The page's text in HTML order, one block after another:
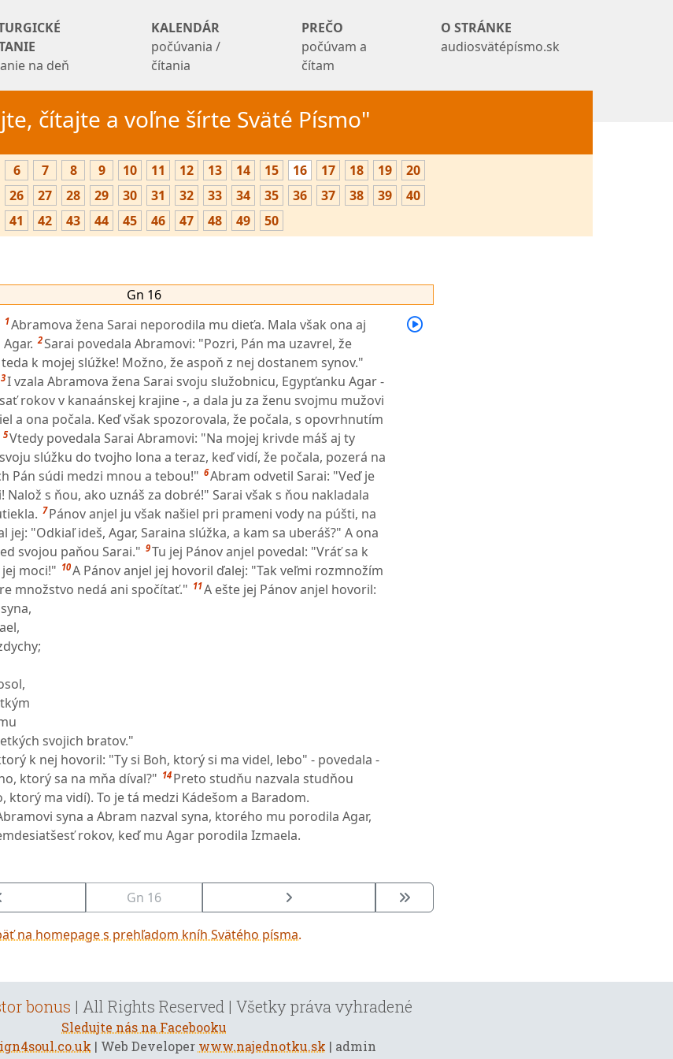
na deň
KALENDÁR
počúvania /
čítania
PREČO
počúvam a
čítam
O STRÁNKE
audiosvätépísmo.sk
čítajte a voľne šírte Sväté Písmo"
6 7 8 9 10 11 12 13 14 15 16 17 18 19
20
26 27 28 29 30 31 32 33 34 35 36 37 38 39
40
41
42 43 44 45 46 47 48 49 50
Gn 16
1Abramova žena Sarai neporodila mu dieťa. Mala však ona aj
2Sarai povedala Abramovi: "Pozri, Pán ma uzavrel, že
k mojej slúžke! Možno, že aspoň z nej dostanem synov."
3I vzala Abramova žena Sarai svoju služobnicu, Egypťanku Agar -
rokov v kanaánskej krajine -, a dala ju za ženu svojmu mužovi
a ona počala. Keď však spozorovala, že počala, s opovrhnutím
5Vtedy povedala Sarai Abramovi: "Na mojej krivde máš aj ty
slúžku do tvojho lona a teraz, keď vidí, že počala, pozerá na
Pán súdi medzi mnou a tebou!" 6Abram odvetil Sarai: "Veď je
Nalož s ňou, ako uznáš za dobré!" Sarai však s ňou nakladala
7 Pánov anjel ju však našiel pri prameni vody na púšti, na
jej: "Odkiaľ ideš, Agar, Saraina slúžka, a kam sa uberáš?" A ona
svojou paňou Sarai." 9Tu jej Pánov anjel povedal: "Vráť sa k
moci!" 10A Pánov anjel jej hovoril ďalej: "Tak veľmi rozmnožím
množstvo nedá ani spočítať." 11A ešte jej Pánov anjel hovoril:
svojich bratov."
k nej hovoril: "Ty si Boh, ktorý si ma videl, lebo" - povedala -
ktorý sa na mňa díval?" 14 Preto studňu nazvala studňou
ktorý ma vidí). To je tá medzi Kádešom a Baradom.
syna a Abram nazval syna, ktorého mu porodila Agar,
rokov, keď mu Agar porodila Izmaela.
Gn 16
na homepage s prehľadom kníh Svätého písma.
bonus | All Rights Reserved | Všetky práva vyhradené
Sledujte nás na Facebooku
| Web Developer www.najednotku.sk | admin